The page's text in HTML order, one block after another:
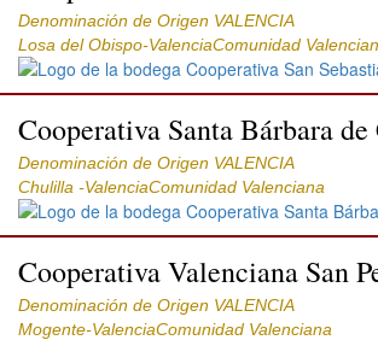
Denominación de Origen VALENCIA
Losa del Obispo-ValenciaComunidad
Cooperativa Santa Bárbara
Denominación de Origen VALENCIA
Chulilla -ValenciaComunidad Valenciana
Cooperativa Valenciana San
Denominación de Origen VALENCIA
Mogente-ValenciaComunidad Valenciana